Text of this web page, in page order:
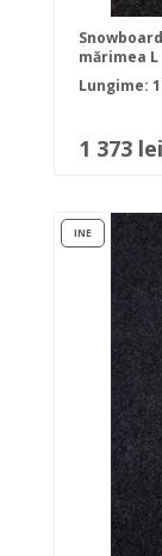
mărimea L
Lungime:
1 373 lei
INE